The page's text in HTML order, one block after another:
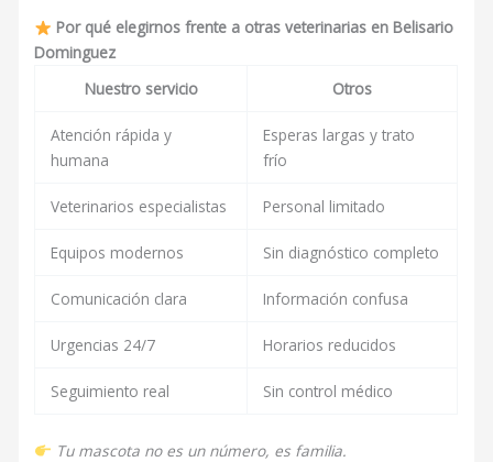
Por qué elegirnos frente a otras veterinarias en Belisario
Dominguez
Nuestro servicio
Otros
Atención rápida y
humana
Esperas largas y trato
frío
Veterinarios especialistas Personal limitado
Equipos modernos Sin diagnóstico completo
Comunicación clara Información confusa
Urgencias 24/7 Horarios reducidos
Seguimiento real Sin control médico
Tu mascota no es un número, es familia.